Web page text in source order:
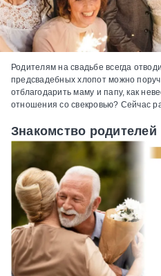
Родителям на свадьбе всегда
предсвадебных хлопот можно
отблагодарить маму и папу, как
отношения со свекровью? Сейчас
Знакомство родителей